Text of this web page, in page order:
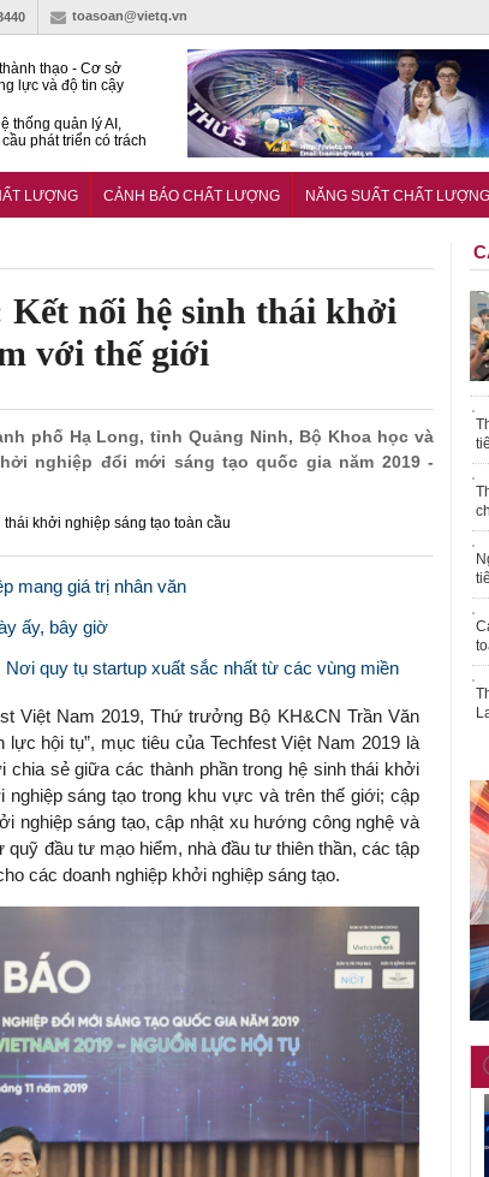
toasoan@vietq.vn
thạo - Cơ sở
lực và độ tin cậy
thống quản lý AI,
phát triển có trách
sát hạch lái xe
LƯỢNG CẢNH BÁO CHẤT LƯỢNG NĂNG SUẤT CHẤT LƯỢNG
Kết nối hệ sinh thái khởi
với thế giới
phố Hạ Long, tỉnh Quảng Ninh, Bộ Khoa học và
nghiệp đổi mới sáng tạo quốc gia năm 2019 -
khởi nghiệp sáng tạo toàn cầu
mang giá trị nhân văn
ấy, bây giờ
quy tụ startup xuất sắc nhất từ các vùng miền
Việt Nam 2019, Thứ trưởng Bộ KH&CN Trần Văn
hội tụ”, mục tiêu của Techfest Việt Nam 2019 là
sẻ giữa các thành phần trong hệ sinh thái khởi
sáng tạo trong khu vực và trên thế giới; cập
nghiệp sáng tạo, cập nhật xu hướng công nghệ và
đầu tư mạo hiểm, nhà đầu tư thiên thần, các tập
các doanh nghiệp khởi nghiệp sáng tạo.